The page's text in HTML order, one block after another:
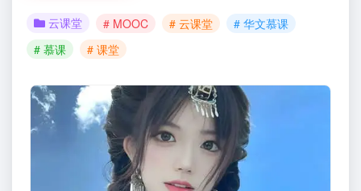
云课堂 # MOOC # 云课堂
# 华文慕课
# 慕课
# 课堂